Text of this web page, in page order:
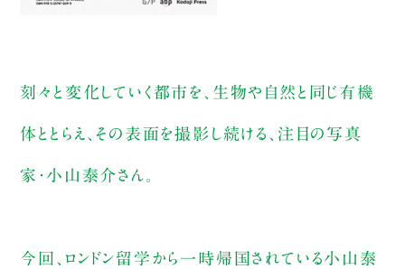
刻々と変化していく都市を、生物や自然と同じ有機
体ととらえ、その表面を撮影し続ける、注目の写真
家・小山泰介さん。
今回、ロンドン留学から一時帰国されている小山泰